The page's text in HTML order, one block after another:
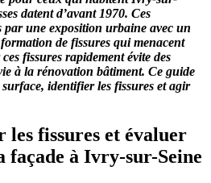
datent d’avant 1970. Ces
par une exposition urbaine avec un
de fissures qui menacent
fissures rapidement évite des
à la rénovation bâtiment. Ce guide
identifier les fissures et agir
les fissures et évaluer
à Ivry-sur-Seine